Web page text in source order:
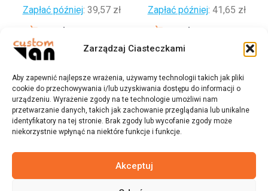
Zarządzaj Ciasteczkami
Aby zapewnić najlepsze wrażenia, używamy technologii takich jak pliki
cookie do przechowywania i/lub uzyskiwania dostępu do informacji o
urządzeniu. Wyrażenie zgody na te technologie umożliwi nam
przetwarzanie danych, takich jak zachowanie przeglądania lub unikalne
identyfikatory na tej stronie. Brak zgody lub wycofanie zgody może
niekorzystnie wpłynąć na niektóre funkcje i funkcje.
Akceptuj
Zapłać później: 39,57 zł Zapłać później: 41,65 zł